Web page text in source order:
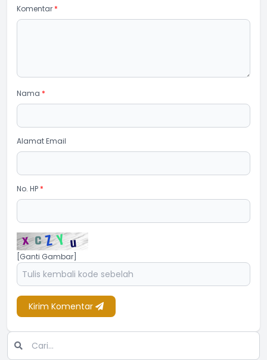
Komentar *
Nama *
Alamat Email
No. HP *
[Ganti Gambar]
Kirim Komentar